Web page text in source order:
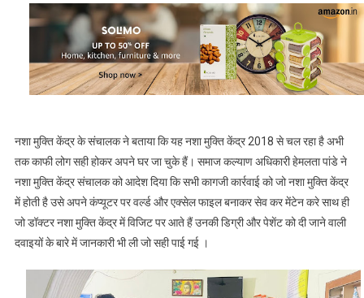
नशा मुक्ति केंद्र के संचालक ने बताया कि यह नशा मुक्ति केंद्र 2018 से चल रहा है अभी
तक काफी लोग सही होकर अपने घर जा चुके हैं। समाज कल्याण अधिकारी हेमलता पांडे ने
नशा मुक्ति केंद्र संचालक को आदेश दिया कि सभी कागजी कार्रवाई को जो नशा मुक्ति केंद्र
में होती है उसे अपने कंप्यूटर पर वर्ल्ड और एक्सेल फाइल बनाकर सेव कर मेंटेन करे साथ ही
जो डॉक्टर नशा मुक्ति केंद्र में विजिट पर आते हैं उनकी डिग्री और पेशेंट को दी जाने वाली
दवाइयों के बारे में जानकारी भी ली जो सही पाई गई ।